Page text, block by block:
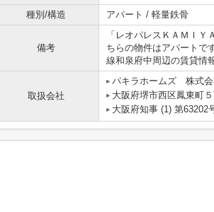
種別/構造
アパート / 軽量鉄骨
備考
「レオパレスＫＡＭＩ
ちらの物件はアパートで
線和泉府中周辺の賃貸情
取扱会社
パキラホームズ 株式会
大阪府堺市西区鳳東町
大阪府知事 (1) 第63202